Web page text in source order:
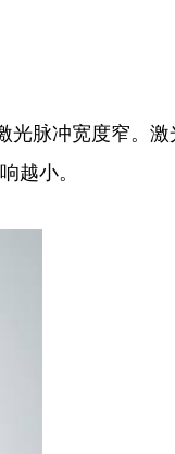
光脉冲宽度窄。
越小。